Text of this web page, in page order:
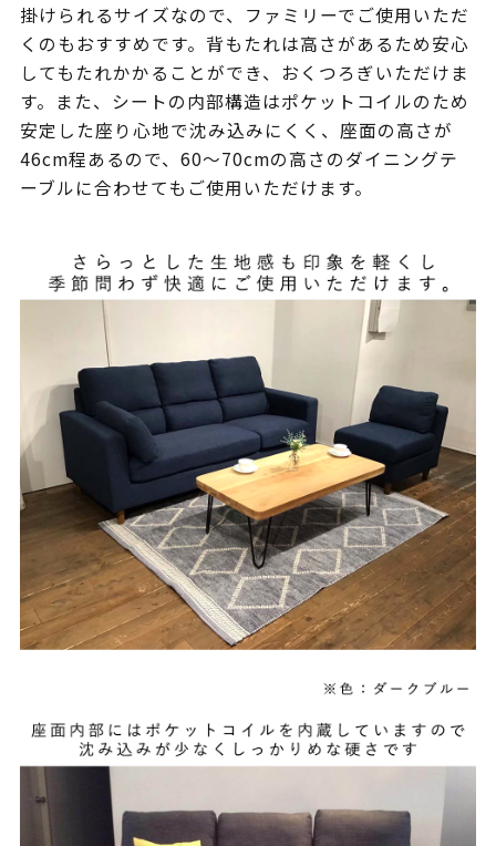
掛けられるサイズなので、ファミリーでご使用いただ
くのもおすすめです。背もたれは高さがあるため安心
してもたれかかることができ、おくつろぎいただけま
す。また、シートの内部構造はポケットコイルのため
安定した座り心地で沈み込みにくく、座面の高さが
46cm程あるので、60～70cmの高さのダイニングテ
ーブルに合わせてもご使用いただけます。